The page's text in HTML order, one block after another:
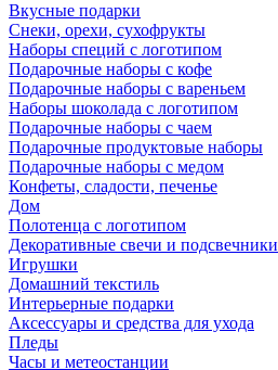
Вкусные подарки
Снеки, орехи, сухофрукты
Наборы специй с логотипом
Подарочные наборы с кофе
Подарочные наборы с вареньем
Наборы шоколада с логотипом
Подарочные наборы с чаем
Подарочные продуктовые наборы
Подарочные наборы с медом
Конфеты, сладости, печенье
Дом
Полотенца с логотипом
Декоративные свечи и подсвечники
Игрушки
Домашний текстиль
Интерьерные подарки
Аксессуары и средства для ухода
Пледы
Часы и метеостанции